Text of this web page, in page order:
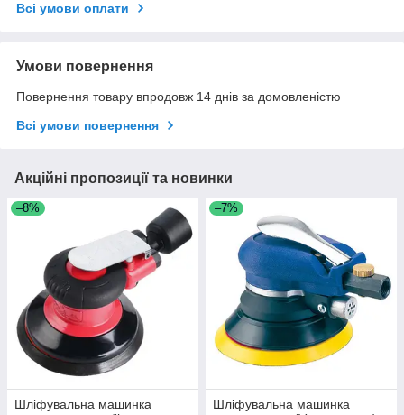
Всі умови оплати
Умови повернення
Повернення товару впродовж 14 днів за домовленістю
Всі умови повернення
Акційні пропозиції та новинки
–8%
Шліфувальна машинка
–7%
Шліфувальна машинка